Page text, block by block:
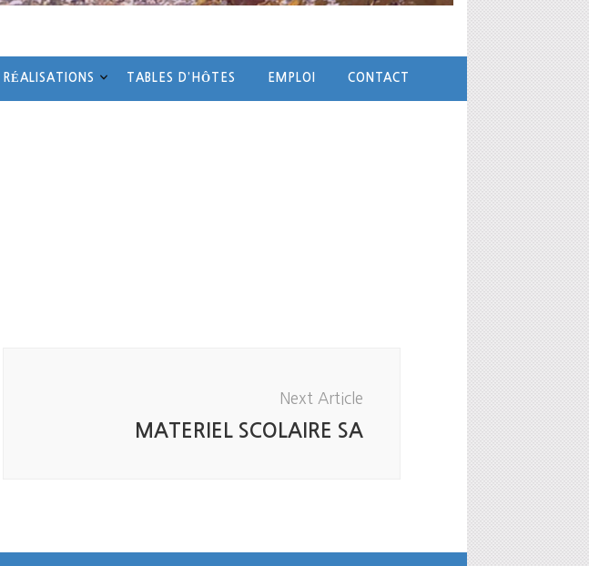
RÉALISATIONS TABLES D’HÔTES EMPLOI CONTACT
Next Article
MATERIEL SCOLAIRE SA